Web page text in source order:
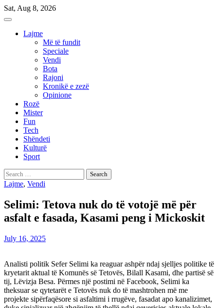
Skip
to
Sat, Aug 8, 2026
Lajme
Më të fundit
Speciale
Vendi
Bota
Rajoni
Kronikë e zezë
Opinione
Rozë
Mister
Fun
Tech
Shëndeti
Kulturë
Sport
Search
for:
Lajme, Vendi
Selimi: Tetova nuk do të votojë më për
asfalt e fasada, Kasami peng i Mickoskit
July 16, 2025
Analisti politik Sefer Selimi ka reaguar ashpër ndaj sjelljes politike të
kryetarit aktual të Komunës së Tetovës, Bilall Kasami, dhe partisë së
tij, Lëvizja Besa. Përmes një postimi në Facebook, Selimi ka
theksuar se qytetarët e Tetovës nuk do të mashtrohen më me
projekte sipërfaqësore si asfaltimi i rrugëve, fasadat apo kanalizimet,